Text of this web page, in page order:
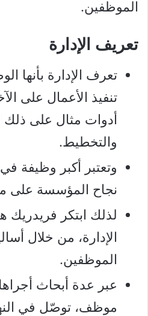
الموظفين.
تعريف الإدارة
تعرف الإدارة بأنها
تنفيذ الأعمال على
أدوات مثال على ذلك
والتخطيط.
وتعتبر أكبر وظيفة
نجاح المؤسسة على
لذلك ابتكر
الإدارة، من خلال
الموظفين.
موظف، توصّل في